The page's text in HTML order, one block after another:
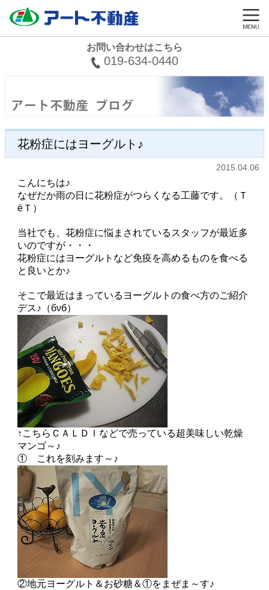
お問い合わせはこちら
019-634-0440
花粉症にはヨーグルト♪
2015.04.06
こんにちは♪
なぜだか雨の日に花粉症がつらくなる工藤です。（Ｔ
ёＴ）
当社でも、花粉症に悩まされているスタッフが最近多
いのですが・・・
花粉症にはヨーグルトなど免疫を高めるものを食べる
と良いとか♪
そこで最近はまっているヨーグルトの食べ方のご紹介
デス♪（бνб）
↑こちらＣＡＬＤＩなどで売っている超美味しい乾燥
マンゴ～♪
① これを刻みます～♪
②地元ヨーグルト＆お砂糖＆①をまぜま～す♪